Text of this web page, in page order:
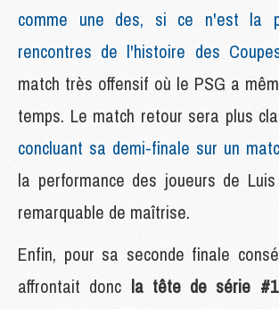
comme une des, si ce n'est la
rencontres de l'histoire des
match très offensif où le PSG a
temps. Le match retour sera plus
concluant sa demi-finale sur un
la performance des joueurs de
remarquable de maîtrise.
Enfin, pour sa seconde finale
affrontait donc la tête de série